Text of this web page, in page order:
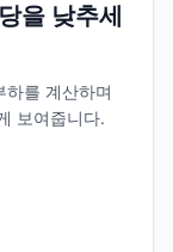
을 낮추세
를 계산하며
보여줍니다.